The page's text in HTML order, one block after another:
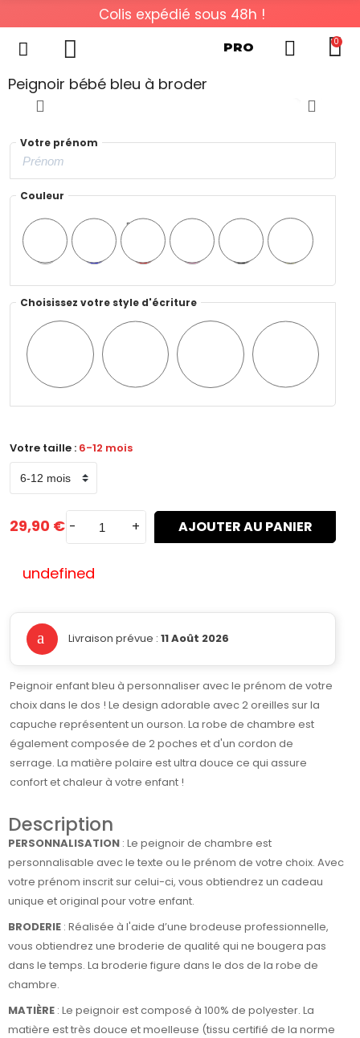
Colis expédié sous 48h !
PRO 0
Peignoir bébé bleu à broder
Votre prénom
Couleur
Blanc Bleu Rouge Rose Noir Jaune
Choisissez votre style d'écriture
Votre taille : 6-12 mois
29,90 € - + AJOUTER AU PANIER
undefined
Livraison prévue : 11 Août 2026
Peignoir enfant bleu à personnaliser avec le prénom de votre
choix dans le dos ! Le design adorable avec 2 oreilles sur la
capuche représentent un ourson. La robe de chambre est
également composée de 2 poches et d'un cordon de
serrage. La matière polaire est ultra douce ce qui assure
confort et chaleur à votre enfant !
Description
PERSONNALISATION : Le peignoir de chambre est
personnalisable avec le texte ou le prénom de votre choix. Avec
votre prénom inscrit sur celui-ci, vous obtiendrez un cadeau
unique et original pour votre enfant.
BRODERIE : Réalisée à l'aide d’une brodeuse professionnelle,
vous obtiendrez une broderie de qualité qui ne bougera pas
dans le temps. La broderie figure dans le dos de la robe de
chambre.
MATIÈRE : Le peignoir est composé à 100% de polyester. La
matière est très douce et moelleuse (tissu certifié de la norme